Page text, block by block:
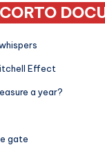
Effect
a year?
gate